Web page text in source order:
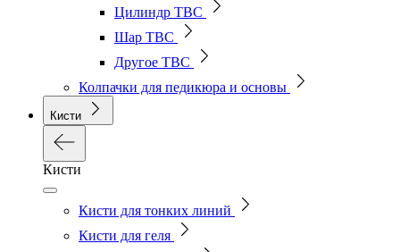
Цилиндр ТВС
Шар ТВС
Другое ТВС
Колпачки для педикюра и основы
Кисти
Кисти
Кисти для тонких линий
Кисти для геля